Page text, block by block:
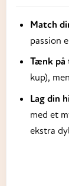
Match
passion
Tænk på
kup),
Lag din
med et
ekstra